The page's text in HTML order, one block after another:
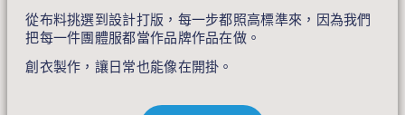
從布料挑選到設計打版，每一步都照高標準來，因為我們
把每一件團體服都當作品牌作品在做。
創衣製作，讓日常也能像在開掛。